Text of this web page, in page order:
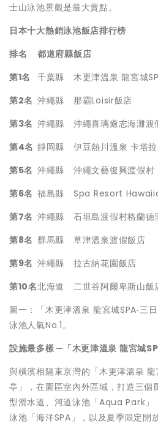
士山泳池景觀是最大賣點。
日本十大熱銷泳池飯店排行榜
排名
都道府縣飯店
第1名 千葉縣
木更津溫泉 龍宮城
第2名 沖繩縣
那霸Loisir飯店
第3名 沖繩縣
沖繩喜璃癒志海灘渡
第4名 靜岡縣
伊豆熱川溫泉 卡塔
第5名 沖繩縣
沖繩文藝復興渡假村
第6名 福島縣
Spa Resort
第7名 沖繩縣
石垣島渡假村格蘭德
第8名 群馬縣
草津溫泉渡假飯店
第9名 沖繩縣
拉古納花園飯店
第10名北海道
二世谷阿爾卑斯山飯
圖一：「木更津溫泉 龍宮城SPA‧三
泳池人氣No.1。
設施最多樣 ─ 「木更津溫泉 龍宮城
與橫濱相隔東京灣的「木更津溫泉 龍
亭」，在園區室內外區域，打造三個
型滑水道、河道泳池「Aqua Park」
泳池「海洋SPA」，以及夏季限定開